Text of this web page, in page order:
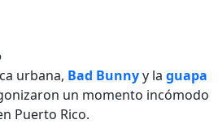
urbana, Bad Bunnyy la guapa
un momento incómodo
Puerto Rico.